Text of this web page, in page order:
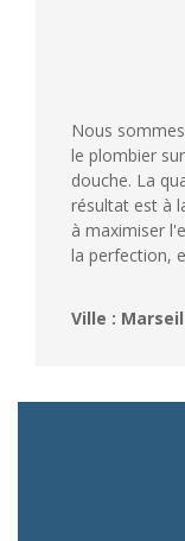
Nous
le plombier
douche. La
résultat est à
à maximiser
la perfection,
Ville :